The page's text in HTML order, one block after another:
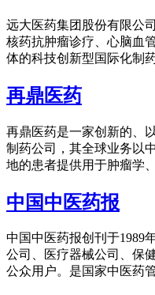
远大医药集团股份有限公
核药抗肿瘤诊疗、心脑血
体的科技创新型国际化制
再鼎医药
再鼎医药是一家创新的、
制药公司，其全球业务以
地的患者提供用于肿瘤学
中国中医药报
中国中医药报创刊于1989
公司、医疗器械公司、保
公众用户。是国家中医药